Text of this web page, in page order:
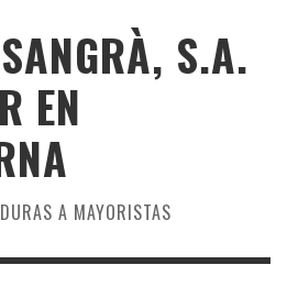
S.A.
EN
A MAYORISTAS